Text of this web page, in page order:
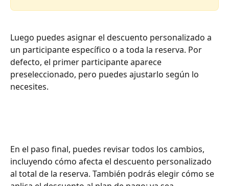
Luego puedes asignar el descuento personalizado a
un participante específico o a toda la reserva. Por
defecto, el primer participante aparece
preseleccionado, pero puedes ajustarlo según lo
necesites.
En el paso final, puedes revisar todos los cambios,
incluyendo cómo afecta el descuento personalizado
al total de la reserva. También podrás elegir cómo se